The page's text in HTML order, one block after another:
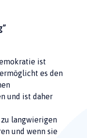
ist
es den
und ist daher
langwierigen
und wenn sie